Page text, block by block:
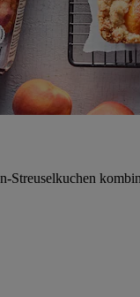
Streuselkuchen